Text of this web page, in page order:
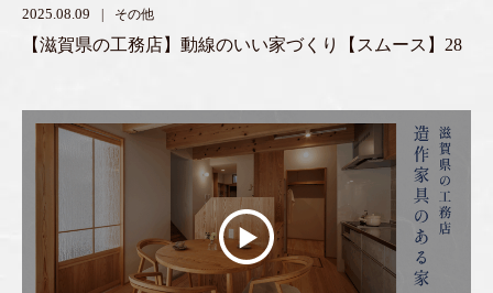
【滋賀県の工務店】動線のいい家づくり【スムース】28
2025.08.09 その他